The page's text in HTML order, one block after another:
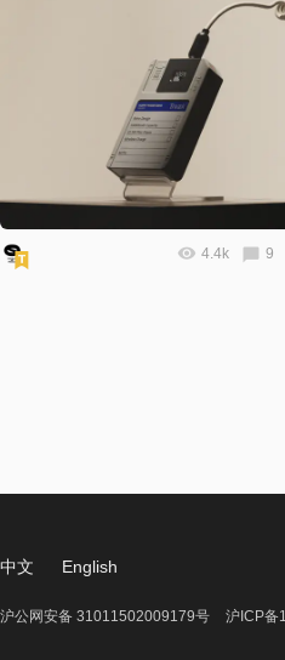
4.4k 9
中文 English
沪公网安备 31011502009179号 沪ICP备